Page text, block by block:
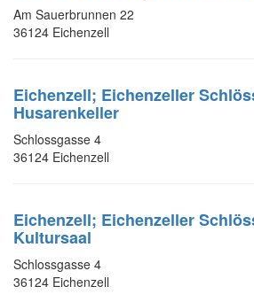
Am Sauerbrunnen 22
36124 Eichenzell
Eichenzell; Eichenzeller
Husarenkeller
Schlossgasse 4
36124 Eichenzell
Eichenzell; Eichenzeller
Kultursaal
Schlossgasse 4
36124 Eichenzell